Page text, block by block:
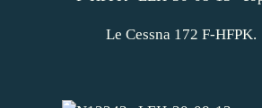
Le Cessna 172 F-HFPK.